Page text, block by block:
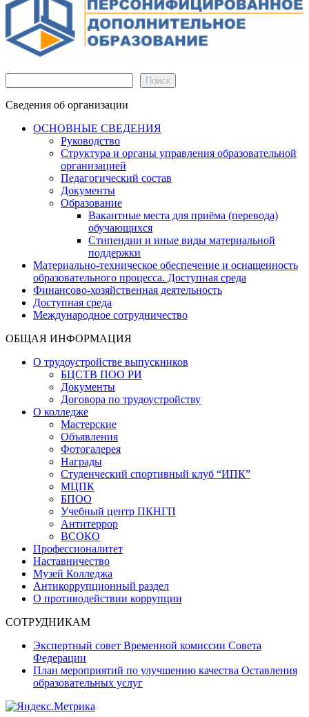
Поиск
Сведения об организации
ОСНОВНЫЕ СВЕДЕНИЯ
Руководство
Структура и органы управления образовательной
организацией
Педагогический состав
Документы
Образование
Вакантные места для приёма (перевода)
обучающихся
Стипендии и иные виды материальной
поддержки
Материально-техническое обеспечение и оснащенность
образовательного процесса. Доступная среда
Финансово-хозяйственная деятельность
Доступная среда
Международное сотрудничество
ОБЩАЯ ИНФОРМАЦИЯ
О трудоустройстве выпускников
БЦСТВ ПОО РИ
Документы
Договора по трудоустройству
О колледже
Мастерские
Объявления
Фотогалерея
Награды
Студенческий спортивный клуб “ИПК”
МЦПК
БПОО
Учебный центр ПКНГП
Антитеррор
ВСОКО
Профессионалитет
Наставничество
Музей Колледжа
Антикоррупционный раздел
О противодействии коррупции
СОТРУДНИКАМ
Экспертный совет Временной комиссии Совета
Федерации
План мероприятий по улучшению качества Оставления
образовательных услуг